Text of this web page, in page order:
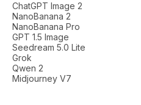
ChatGPT Image 2
NanoBanana 2
NanoBanana Pro
GPT 1.5 Image
Seedream 5.0 Lite
Grok
Qwen 2
Midjourney V7